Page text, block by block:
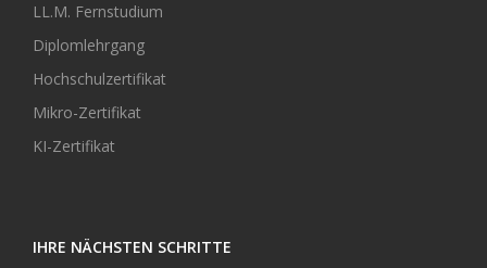
LL.M. Fernstudium
Diplomlehrgang
Hochschulzertifikat
Mikro-Zertifikat
KI-Zertifikat
IHRE NÄCHSTEN SCHRITTE